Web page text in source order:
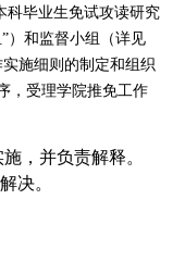
科毕业生免试攻读研究
）和监督小组（详见
施细则的制定和组织
，受理学院推免工作
，并负责解释。
决。